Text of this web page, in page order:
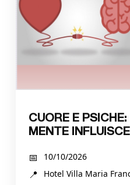
CUORE E
MENTE
10/10/2026
Hotel Villa Maria